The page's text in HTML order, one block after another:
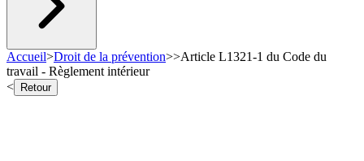
Accueil>Droit de la prévention>>Article L1321-1 du Code du
travail - Règlement intérieur
<
Retour